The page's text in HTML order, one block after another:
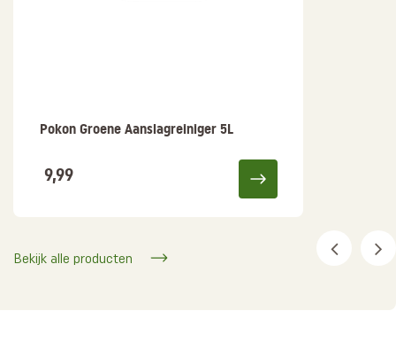
Pokon Groene Aanslagreiniger 5L
9,99
Bekijk alle producten